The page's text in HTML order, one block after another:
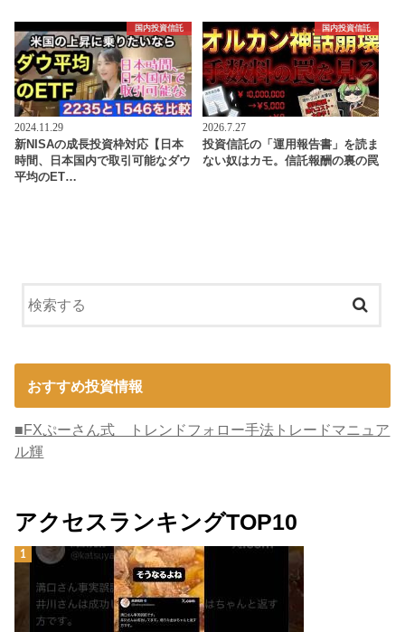
国内投資信託
2024.11.29
新NISAの成長投資枠対応【日本
時間、日本国内で取引可能なダウ
平均のET…
国内投資信託
2026.7.27
投資信託の「運用報告書」を読ま
ない奴はカモ。信託報酬の裏の罠
おすすめ投資情報
■FXぷーさん式 トレンドフォロー手法トレードマニュア
ル輝
アクセスランキングTOP10